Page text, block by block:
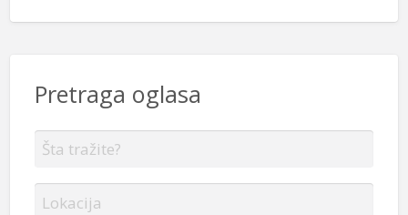
Pretraga oglasa